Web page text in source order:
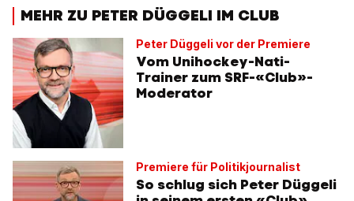
MEHR ZU PETER DÜGGELI IM CLUB
Peter Düggeli vor der Premiere
Vom Unihockey-Nati-
Trainer zum SRF-«Club»-
Moderator
Premiere für Politikjournalist
So schlug sich Peter Düggeli